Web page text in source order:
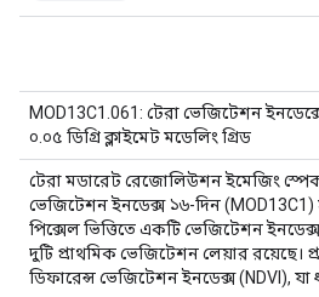
MOD13C1.061: টেরা ভেজিটেশন
০.০৫ ডিগ্রি ক্লাইমেট মডেলিং গ্রিড
টেরা মডারেট রেজোলিউশন ইমেজিং
ভেজিটেশন ইনডেক্স ১৬-দিন (MOD13C1)
পিক্সেল ভিত্তিতে একটি ভেজিটেশন
দুটি প্রাথমিক ভেজিটেশন লেয়ার রয়েছে।
ডিফারেন্স ভেজিটেশন ইনডেক্স (NDVI), যা